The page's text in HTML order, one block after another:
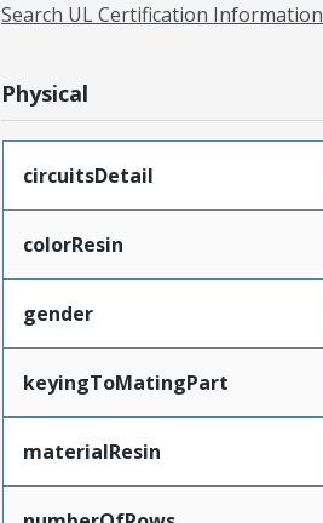
Search UL Certification Information
Physical
circuitsDetail
colorResin
gender
keyingToMatingPart
materialResin